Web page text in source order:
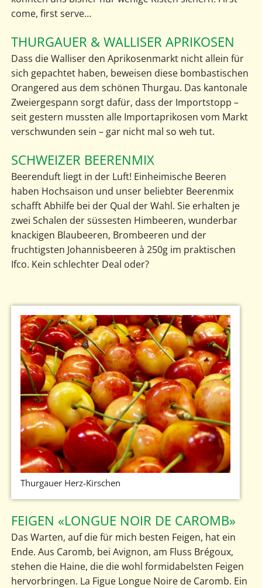
come, first serve…
THURGAUER & WALLISER APRIKOSEN
Dass die Walliser den Aprikosenmarkt nicht allein für
sich gepachtet haben, beweisen diese bombastischen
Orangered aus dem schönen Thurgau. Das kantonale
Zweiergespann sorgt dafür, dass der Importstopp –
seit gestern mussten alle Importaprikosen vom Markt
verschwunden sein – gar nicht mal so weh tut.
SCHWEIZER BEERENMIX
Beerenduft liegt in der Luft! Einheimische Beeren
haben Hochsaison und unser beliebter Beerenmix
schafft Abhilfe bei der Qual der Wahl. Sie erhalten je
zwei Schalen der süssesten Himbeeren, wunderbar
knackigen Blaubeeren, Brombeeren und der
fruchtigsten Johannisbeeren à 250g im praktischen
Ifco. Kein schlechter Deal oder?
Thurgauer Herz-Kirschen
FEIGEN «LONGUE NOIR DE CAROMB»
Das Warten, auf die für mich besten Feigen, hat ein
Ende. Aus Caromb, bei Avignon, am Fluss Brégoux,
stehen die Haine, die die wohl formidabelsten Feigen
hervorbringen. La Figue Longue Noire de Caromb. Ein